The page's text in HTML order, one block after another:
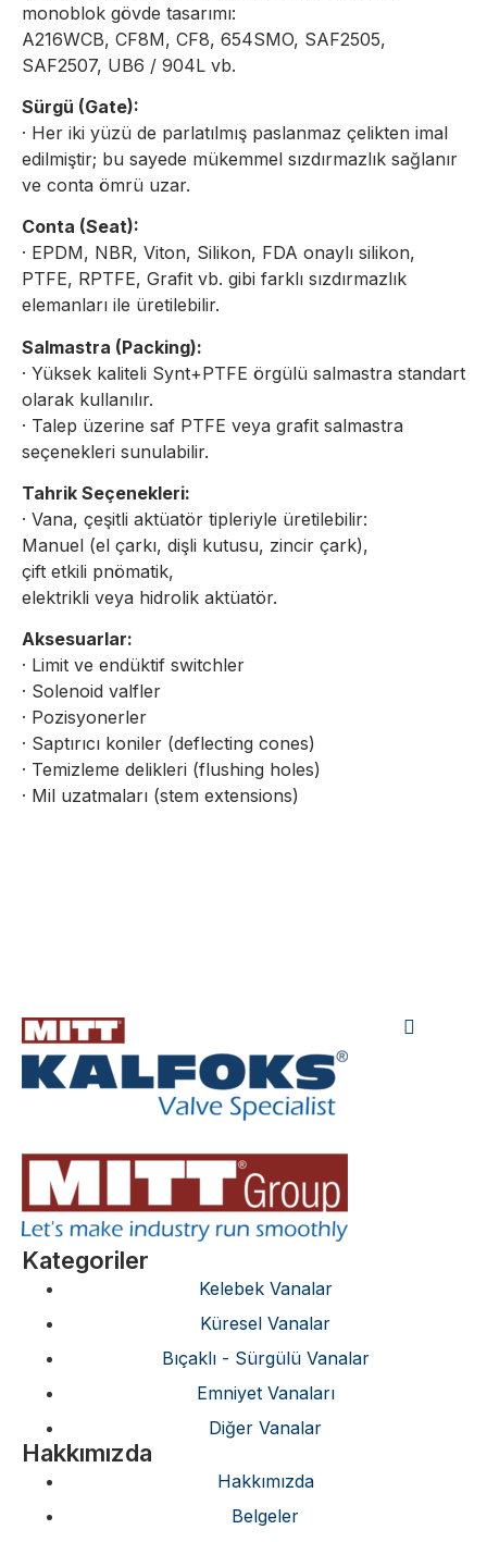
monoblok gövde tasarımı:
A216WCB, CF8M, CF8, 654SMO, SAF2505,
SAF2507, UB6 / 904L vb.
Sürgü (Gate):
· Her iki yüzü de parlatılmış paslanmaz çelikten imal
edilmiştir; bu sayede mükemmel sızdırmazlık sağlanır
ve conta ömrü uzar.
Conta (Seat):
· EPDM, NBR, Viton, Silikon, FDA onaylı silikon,
PTFE, RPTFE, Grafit vb. gibi farklı sızdırmazlık
elemanları ile üretilebilir.
Salmastra (Packing):
· Yüksek kaliteli Synt+PTFE örgülü salmastra standart
olarak kullanılır.
· Talep üzerine saf PTFE veya grafit salmastra
seçenekleri sunulabilir.
Tahrik Seçenekleri:
· Vana, çeşitli aktüatör tipleriyle üretilebilir:
Manuel (el çarkı, dişli kutusu, zincir çark),
çift etkili pnömatik,
elektrikli veya hidrolik aktüatör.
Aksesuarlar:
· Limit ve endüktif switchler
· Solenoid valfler
· Pozisyonerler
· Saptırıcı koniler (deflecting cones)
· Temizleme delikleri (flushing holes)
· Mil uzatmaları (stem extensions)
Kategoriler
Kelebek Vanalar
Küresel Vanalar
Bıçaklı - Sürgülü Vanalar
Emniyet Vanaları
Diğer Vanalar
Hakkımızda
Hakkımızda
Belgeler